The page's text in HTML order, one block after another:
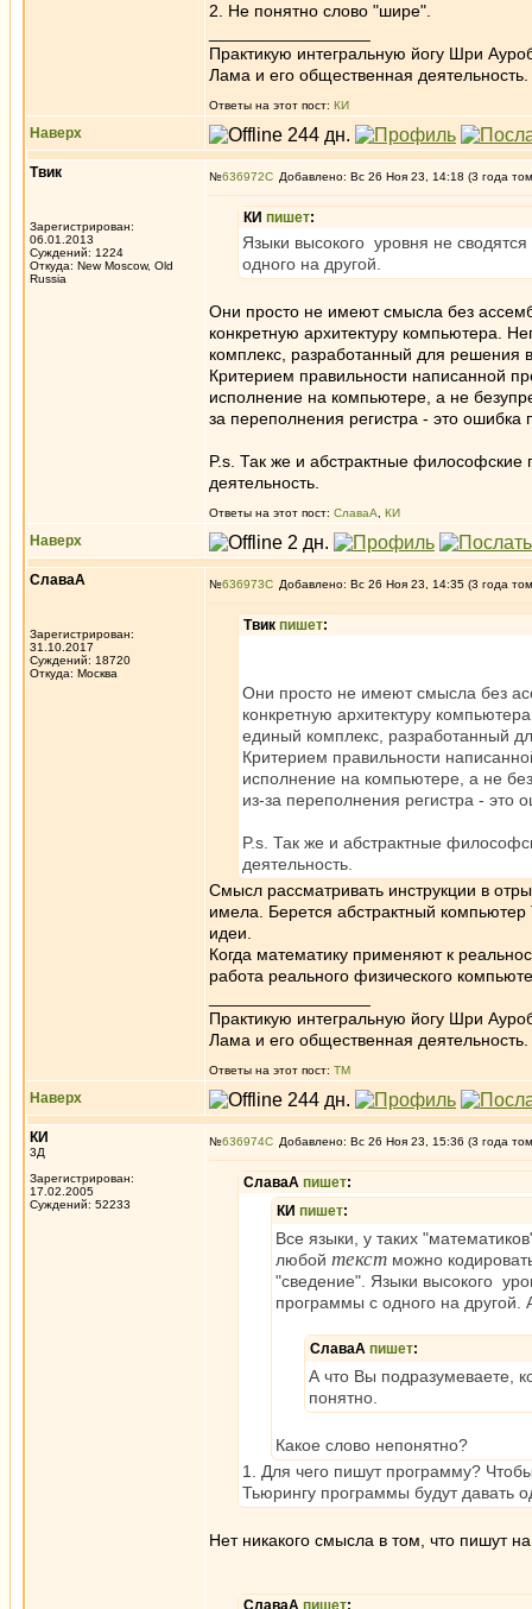
2. Не понятно слово "шире".
Практикую интегральную йогу Шри
Лама и его общественная деятельность.
Ответы на этот пост: КИ
Наверх
Твик
Зарегистрирован:
06.01.2013
Суждений: 1224
Откуда: New Moscow, Old
Russia
№636972 Добавлено: Вс 26 Ноя 23, 14:18 (3 года
КИ пишет:
Языки высокого уровня не
одного на другой.
Они просто не имеют смысла без
конкретную архитектуру компьютера.
комплекс, разработанный для решения
Критерием правильности написанной
исполнение на компьютере, а не
за переполнения регистра - это ошибка
P.s. Так же и абстрактные философские
деятельность.
Ответы на этот пост: СлаваА КИ
Наверх
СлаваА
Зарегистрирован:
31.10.2017
Суждений: 18720
Откуда: Москва
№636973 Добавлено: Вс 26 Ноя 23, 14:35 (3 года
Твик пишет:
Они просто не имеют смысла без
конкретную архитектуру
единый комплекс, разработанный
Критерием правильности
исполнение на компьютере, а не
из-за переполнения регистра - это
P.s. Так же и абстрактные
деятельность.
Смысл рассматривать инструкции в
имела. Берется абстрактный
идеи.
Когда математику применяют к
работа реального физического
Практикую интегральную йогу Шри
Лама и его общественная деятельность.
Ответы на этот пост: ТМ
Наверх
КИ
3Д
Зарегистрирован:
17.02.2005
Суждений: 52233
№636974 Добавлено: Вс 26 Ноя 23, 15:36 (3 года
СлаваА пишет:
КИ пишет:
Все языки, у таких
любой текст можно
"сведение". Языки высокого
программы с одного на другой.
СлаваА пишет:
А что Вы подразумеваете,
понятно.
Какое слово непонятно?
1. Для чего пишут программу?
Тьюрингу программы будут давать
Нет никакого смысла в том, что пишут
СлаваА пишет: